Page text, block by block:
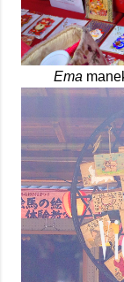
Ema